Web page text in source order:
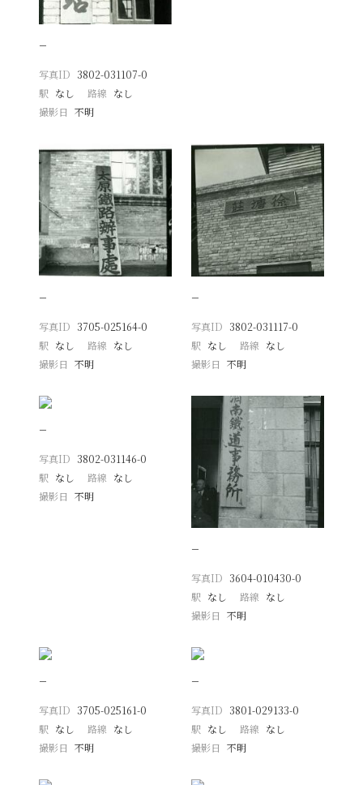
−
写真ID 3802-031107-0
駅 なし 路線 なし
撮影日
不明
−
写真ID 3705-025164-0
駅 なし 路線 なし
撮影日
不明
−
写真ID 3802-031117-0
駅 なし 路線 なし
撮影日 不明
−
写真ID 3802-031146-0
駅 なし 路線 なし
撮影日
不明
−
写真ID 3604-010430-0
駅 なし 路線 なし
撮影日 不明
−
写真ID 3705-025161-0
駅 なし 路線 なし
撮影日
不明
−
写真ID 3801-029133-0
駅 なし 路線 なし
撮影日 不明